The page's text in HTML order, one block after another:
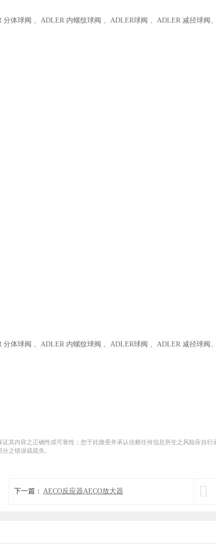
体球阀 、ADLER 内螺纹球阀 、ADLER球阀 、ADLER 减径球阀
体球阀 、ADLER 内螺纹球阀 、ADLER球阀 、ADLER 减径球阀
其内容之正确性或可靠性；您于此接受并承认信赖任何信息所生之风险应自行
之错误或疏失。
下一篇： AECO反应器AECO放大器 